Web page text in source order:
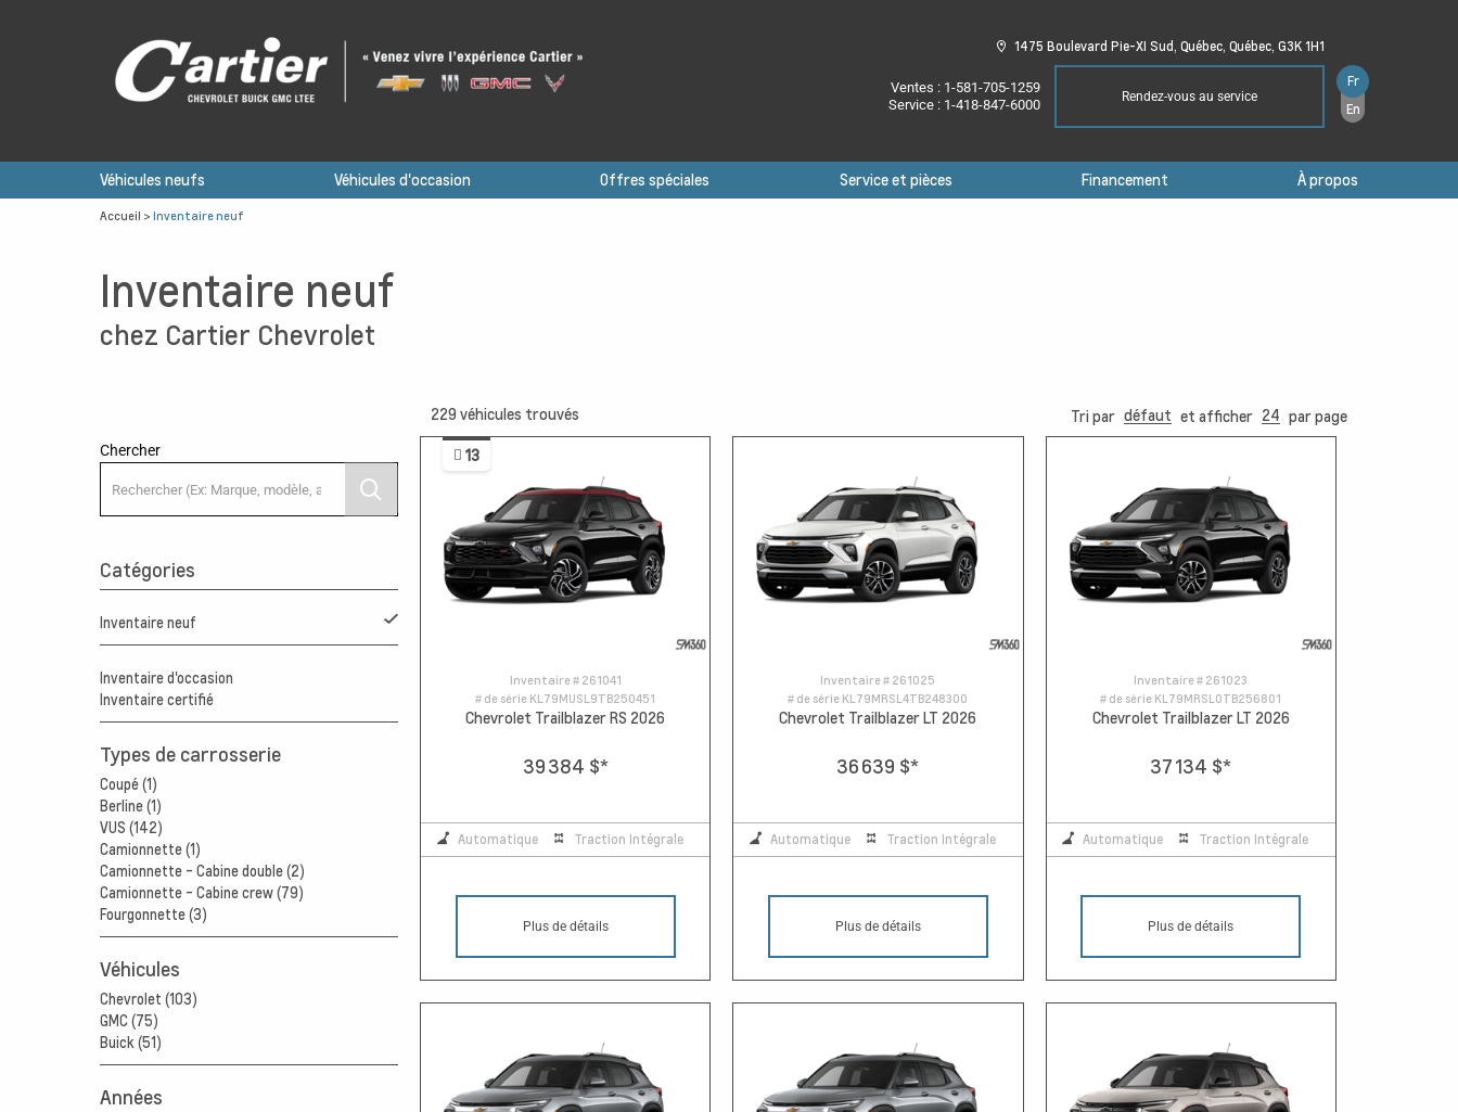
1475 Boulevard Pie-XI Sud, Québec, Québec, G3K 1H1
Ventes : 1-581-705-1259
Service : 1-418-847-6000 Rendez-vous au service
Fr
En
Véhicules neufs Véhicules d'occasion Offres spéciales Service et pièces Financement À propos
Accueil > Inventaire neuf
Inventaire neuf
chez Cartier Chevrolet
Chercher
Catégories
Inventaire neuf
Inventaire d'occasion
Inventaire certifié
Types de carrosserie
Coupé (1)
Berline (1)
VUS (142)
Camionnette (1)
Camionnette - Cabine double (2)
Camionnette - Cabine crew (79)
Fourgonnette (3)
Véhicules
Chevrolet (103)
GMC (75)
Buick (51)
Années
229 véhicules trouvés Tri par défaut et afficher 24 par page
13
Inventaire # 261041
# de série KL79MUSL9TB250451
Chevrolet Trailblazer RS 2026
39 384 $*
Automatique Traction Intégrale
Plus de détails
Inventaire # 261025
# de série KL79MRSL4TB248300
Chevrolet Trailblazer LT 2026
36 639 $*
Automatique Traction Intégrale
Plus de détails
Inventaire # 261023
# de série KL79MRSL0TB256801
Chevrolet Trailblazer LT 2026
37 134 $*
Automatique Traction Intégrale
Plus de détails